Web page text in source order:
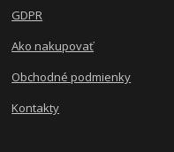
GDPR
Ako nakupovať
Obchodné podmienky
Kontakty